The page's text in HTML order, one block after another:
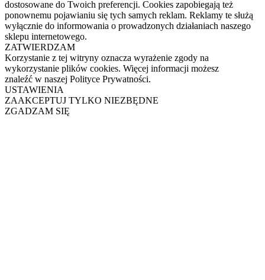
dostosowane do Twoich preferencji. Cookies zapobiegają też
ponownemu pojawianiu się tych samych reklam. Reklamy te służą
wyłącznie do informowania o prowadzonych działaniach naszego
sklepu internetowego.
ZATWIERDZAM
Korzystanie z tej witryny oznacza wyrażenie zgody na
wykorzystanie plików cookies. Więcej informacji możesz
znaleźć w naszej Polityce Prywatności.
USTAWIENIA
ZAAKCEPTUJ TYLKO NIEZBĘDNE
ZGADZAM SIĘ